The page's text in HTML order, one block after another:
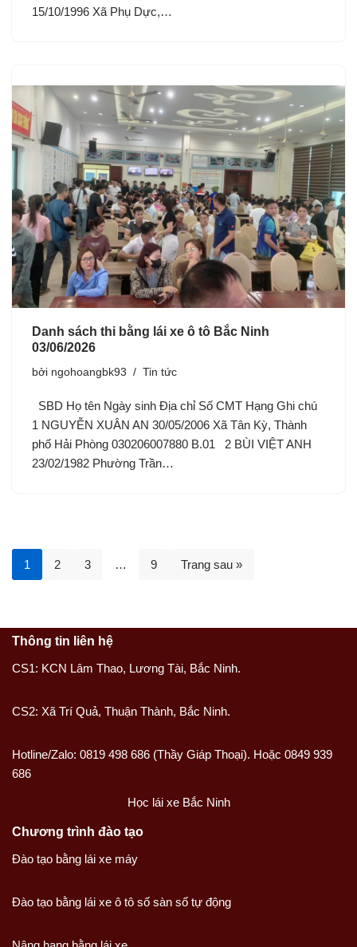
15/10/1996 Xã Phụ Dực,…
Danh sách thi bằng lái xe ô tô Bắc Ninh
03/06/2026
bởi ngohoangbk93 Tin tức
SBD Họ tên Ngày sinh Địa chỉ Số CMT Hạng Ghi chú
1 NGUYỄN XUÂN AN 30/05/2006 Xã Tân Kỳ, Thành
phố Hải Phòng 030206007880 B.01 2 BÙI VIỆT ANH
23/02/1982 Phường Trần…
1 2 3 … 9 Trang sau »
Thông tin liên hệ
CS1: KCN Lâm Thao, Lương Tài, Bắc Ninh.
CS2: Xã Trí Quả, Thuận Thành, Bắc Ninh.
Hotline/Zalo: 0819 498 686 (Thầy Giáp Thoại). Hoặc 0849 939
686
Học lái xe Bắc Ninh
Chương trình đào tạo
Đào tạo bằng lái xe máy
Đào tạo bằng lái xe ô tô số sàn số tự động